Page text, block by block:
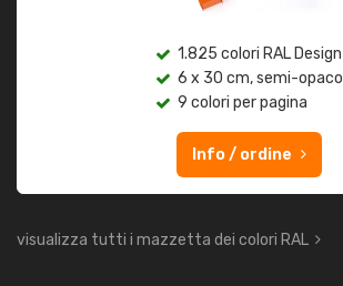
1.825 colori RAL Design
6 x 30 cm, semi-opaco
9 colori per pagina
Info / ordine
visualizza tutti i mazzetta dei colori RAL